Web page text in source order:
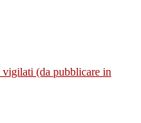
(da pubblicare in